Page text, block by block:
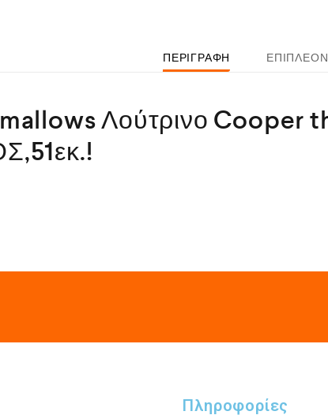
ΠΕΡΙΓΡΑΦΉ
Λούτρινο Cooper
Πληροφορίες